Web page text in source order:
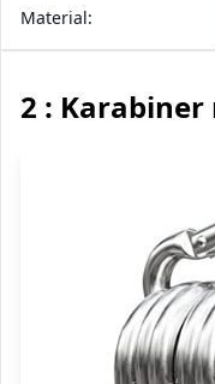
Material:
2 :